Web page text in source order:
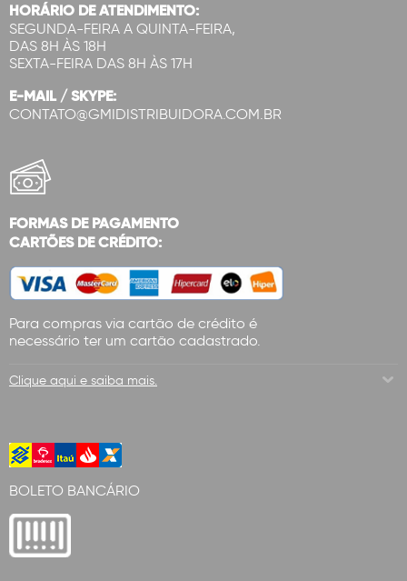
HORÁRIO DE ATENDIMENTO:
SEGUNDA-FEIRA A QUINTA-FEIRA,
DAS 8H ÀS 18H
SEXTA-FEIRA DAS 8H ÀS 17H
E-MAIL / SKYPE:
CONTATO@GMIDISTRIBUIDORA.COM.BR
FORMAS DE PAGAMENTO
CARTÕES DE CRÉDITO:
Para compras via cartão de crédito é
necessário ter um cartão cadastrado.
Clique aqui e saiba mais.
BOLETO BANCÁRIO